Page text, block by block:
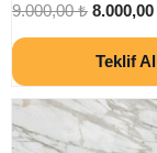
9.000,00₺ 8.000,00
Teklif Al